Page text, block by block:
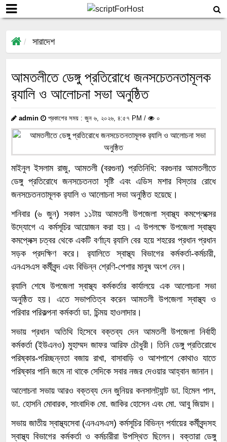
সারাদেশ
আমতলীতে ডেঙ্গু প্রতিরোধে জনসচেতনতামূলক
র‍্যালি ও আলোচনা সভা অনুষ্ঠিত
admin প্রকাশের সময় : জুন ৬, ২০২৬, ৪:৫৭ PM / ০
মাইনুল ইসলাম রাজু, আমতলী (বরগুনা) প্রতিনিধি: বরগুনার আমতলীতে
ডেঙ্গু প্রতিরোধে জনসচেতনতা সৃষ্টি এবং এডিস মশার বিস্তার রোধে
জনসচেতনতামূলক র‍্যালি ও আলোচনা সভা অনুষ্ঠিত হয়েছে।
শনিবার (৬ জুন) সকাল ১১টায় আমতলী উপজেলা স্বাস্থ্য কমপ্লেক্সের
উদ্যোগে এ কর্মসূচির আয়োজন করা হয়। এ উপলক্ষে উপজেলা স্বাস্থ্য
কমপ্লেক্স চত্বর থেকে একটি বর্ণাঢ্য র‍্যালি বের হয়ে শহরের প্রধান প্রধান
সড়ক প্রদক্ষিণ করে। র‍্যালিতে স্বাস্থ্য বিভাগের কর্মকর্তা-কর্মচারী,
এনএসএস কর্মীবৃন্দ এবং বিভিন্ন শ্রেণি-পেশার মানুষ অংশ নেন।
র‍্যালি শেষে উপজেলা স্বাস্থ্য কর্মকর্তার কার্যালয়ে এক আলোচনা সভা
অনুষ্ঠিত হয়। এতে সভাপতিত্ব করেন আমতলী উপজেলা স্বাস্থ্য ও
পরিবার পরিকল্পনা কর্মকর্তা ডা. চিন্ময় হাওলাদার।
সভায় প্রধান অতিথি হিসেবে বক্তব্য দেন আমতলী উপজেলা নির্বাহী
কর্মকর্তা (ইউএনও) মুহাম্মদ জাফর আরিফ চৌধুরী। তিনি ডেঙ্গু প্রতিরোধে
পরিষ্কার-পরিচ্ছন্নতা বজায় রাখা, বাসাবাড়ি ও আশপাশে কোথাও যাতে
পরিষ্কার পানি জমে না থাকে সেদিকে সবার নজর দেওয়ার আহ্বান জানান।
আলোচনা সভায় আরও বক্তব্য দেন জুনিয়র কনসালট্যান্ট ডা. হিমেল পাল,
ডা. হোসনি মোবারক, সাংবাদিক মো. জাকির হোসেন এবং মো. আবু জিয়াদ।
সভায় জাতীয় স্বাস্থ্যসেবা (এনএসএস) কর্মসূচির বিভিন্ন পর্যায়ের কর্মীবৃন্দসহ
স্বাস্থ্য বিভাগের কর্মকর্তা ও কর্মচারীরা উপস্থিত ছিলেন। বক্তারা ডেঙ্গু